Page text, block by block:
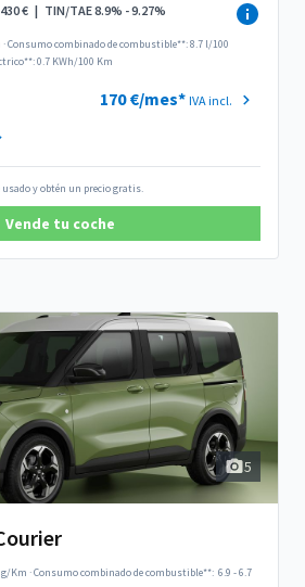
€ | TIN/TAE 8.9% - 9.27%
·Consumo combinado de combustible**: 8.7 l/100
0.7 KWh/100 Km
170 €/mes* IVA incl.
y obtén un precio gratis.
Vende tu coche
5
g/Km ·Consumo combinado de combustible**: 6.9 - 6.7